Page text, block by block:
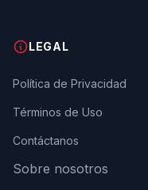
LEGAL
Política de Privacidad
Términos de Uso
Contáctanos
Sobre nosotros